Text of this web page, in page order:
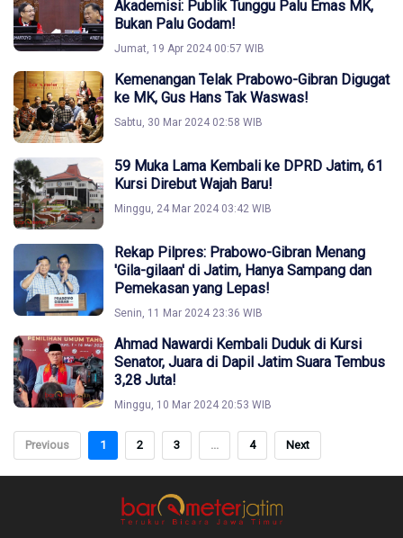
Akademisi: Publik Tunggu Palu Emas MK,
Bukan Palu Godam!
Jumat, 19 Apr 2024 00:57 WIB
Kemenangan Telak Prabowo-Gibran Digugat
ke MK, Gus Hans Tak Waswas!
Sabtu, 30 Mar 2024 02:58 WIB
59 Muka Lama Kembali ke DPRD Jatim, 61
Kursi Direbut Wajah Baru!
Minggu, 24 Mar 2024 03:42 WIB
Rekap Pilpres: Prabowo-Gibran Menang
'Gila-gilaan' di Jatim, Hanya Sampang dan
Pemekasan yang Lepas!
Senin, 11 Mar 2024 23:36 WIB
Ahmad Nawardi Kembali Duduk di Kursi
Senator, Juara di Dapil Jatim Suara Tembus
3,28 Juta!
Minggu, 10 Mar 2024 20:53 WIB
Previous 1 2 3 ... 4 Next